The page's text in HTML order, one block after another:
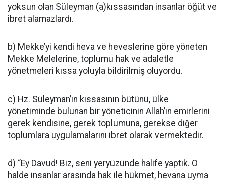
yoksun olan Süleyman (a)kıssasından insanlar öğüt ve
ibret alamazlardı.
b) Mekke’yi kendi heva ve he­veslerine göre yöneten
Mekke Me­lelerine, toplumu hak ve adaletle
yönetmeleri kıssa yoluyla bildiril­miş oluyordu.
c) Hz. Süleyman’ın kıssasının bütünü, ülke
yönetiminde bulunan bir yöneticinin Allah’ın emirlerini
gerek kendisine, gerek toplumuna, gerekse diğer
toplumlara uygula­malarını ibret olarak vermektedir.
d) “Ey Davud! Biz, seni yeryü­zünde halife yaptık. O
halde insanlar arasında hak ile hükmet, hevana uyma